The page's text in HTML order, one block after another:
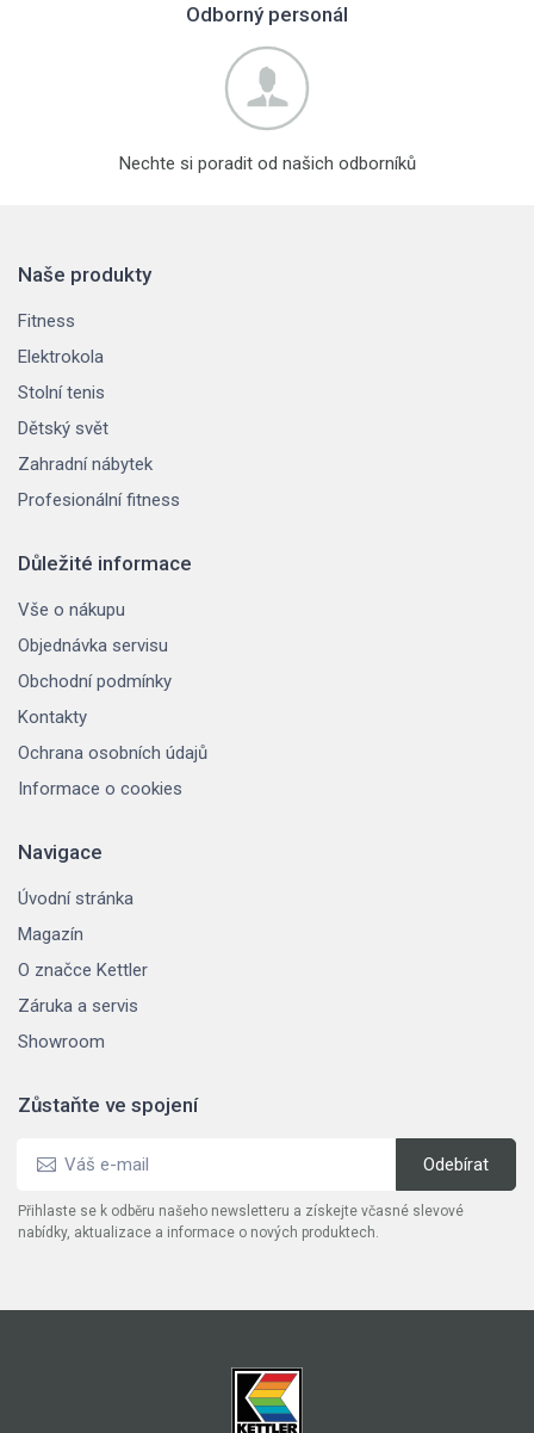
Odborný personál
Nechte si poradit od našich odborníků
Naše produkty
Fitness
Elektrokola
Stolní tenis
Dětský svět
Zahradní nábytek
Profesionální fitness
Důležité informace
Vše o nákupu
Objednávka servisu
Obchodní podmínky
Kontakty
Ochrana osobních údajů
Informace o cookies
Navigace
Úvodní stránka
Magazín
O značce Kettler
Záruka a servis
Showroom
Zůstaňte ve spojení
Přihlaste se k odběru našeho newsletteru a získejte včasné slevové
nabídky, aktualizace a informace o nových produktech.